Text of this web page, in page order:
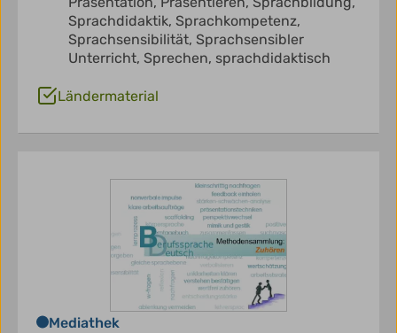
Sprachdidaktik, Sprachkompetenz,
Sprachsensibilität, Sprachsensibler
Unterricht, Sprechen, sprachdidaktisch
Ländermaterial
Mediathek